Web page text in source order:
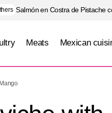
Salmón en Costra de Pistache
Meats Mexican